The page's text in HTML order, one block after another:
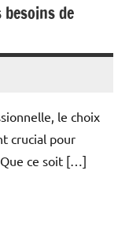
de
le choix
crucial pour
ce soit […]